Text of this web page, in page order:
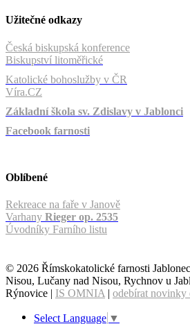
Užitečné odkazy
Česká biskupská konference
Biskupství litoměřické
Katolické bohoslužby v ČR
Víra.CZ
Základní škola sv. Zdislavy v Jablonci
Facebook farnosti
Oblíbené
Rekreace na faře v Janově
Varhany Rieger op. 2535
Úvodníky Farního listu
© 2026 Římskokatolické farnosti
Nisou, Lučany nad Nisou, Rychnov u
Rýnovice | IS OMNIA | odebírat novinky
Select Language ▼